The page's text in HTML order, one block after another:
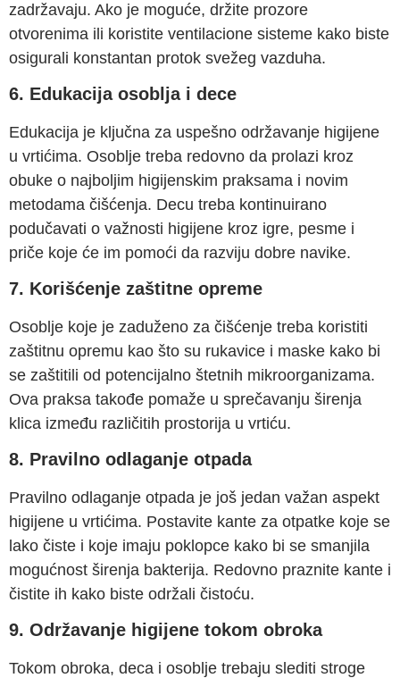
zadržavaju. Ako je moguće, držite prozore
otvorenima ili koristite ventilacione sisteme kako biste
osigurali konstantan protok svežeg vazduha.
6. Edukacija osoblja i dece
Edukacija je ključna za uspešno održavanje higijene
u vrtićima. Osoblje treba redovno da prolazi kroz
obuke o najboljim higijenskim praksama i novim
metodama čišćenja. Decu treba kontinuirano
podučavati o važnosti higijene kroz igre, pesme i
priče koje će im pomoći da razviju dobre navike.
7. Korišćenje zaštitne opreme
Osoblje koje je zaduženo za čišćenje treba koristiti
zaštitnu opremu kao što su rukavice i maske kako bi
se zaštitili od potencijalno štetnih mikroorganizama.
Ova praksa takođe pomaže u sprečavanju širenja
klica između različitih prostorija u vrtiću.
8. Pravilno odlaganje otpada
Pravilno odlaganje otpada je još jedan važan aspekt
higijene u vrtićima. Postavite kante za otpatke koje se
lako čiste i koje imaju poklopce kako bi se smanjila
mogućnost širenja bakterija. Redovno praznite kante i
čistite ih kako biste održali čistoću.
9. Održavanje higijene tokom obroka
Tokom obroka, deca i osoblje trebaju slediti stroge